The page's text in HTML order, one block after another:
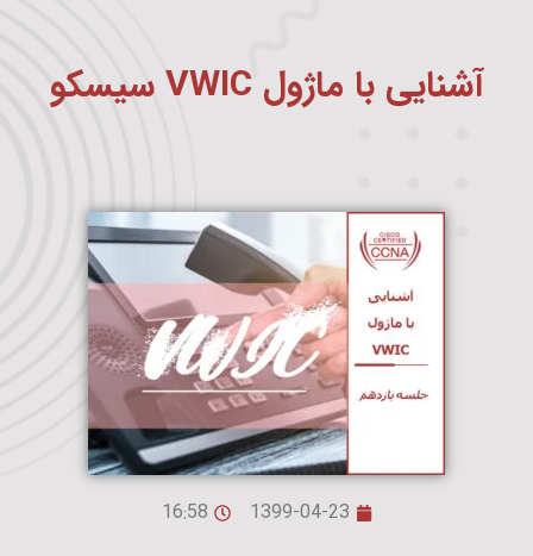
آشنایی با ماژول VWIC سیسکو
1399-04-23
16:58